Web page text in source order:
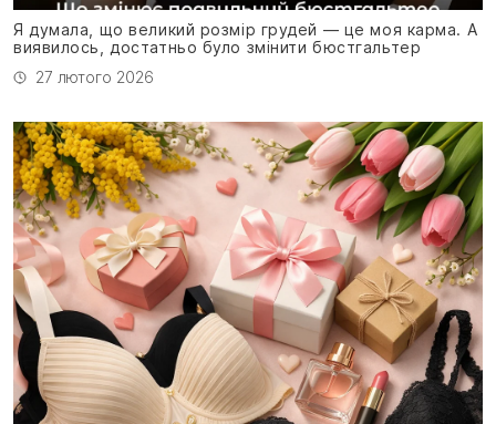
Я думала, що великий розмір грудей — це моя карма. А
виявилось, достатньо було змінити бюстгальтер
27 лютого 2026